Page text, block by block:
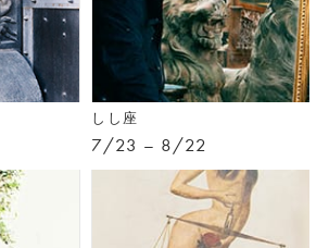
しし座
7/23 – 8/22